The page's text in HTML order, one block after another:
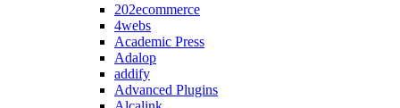
202ecommerce
4webs
Academic Press
Adalop
addify
Advanced Plugins